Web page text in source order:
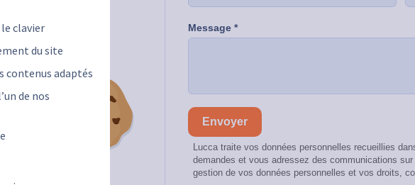
clavier
du site
contenus adaptés
de nos